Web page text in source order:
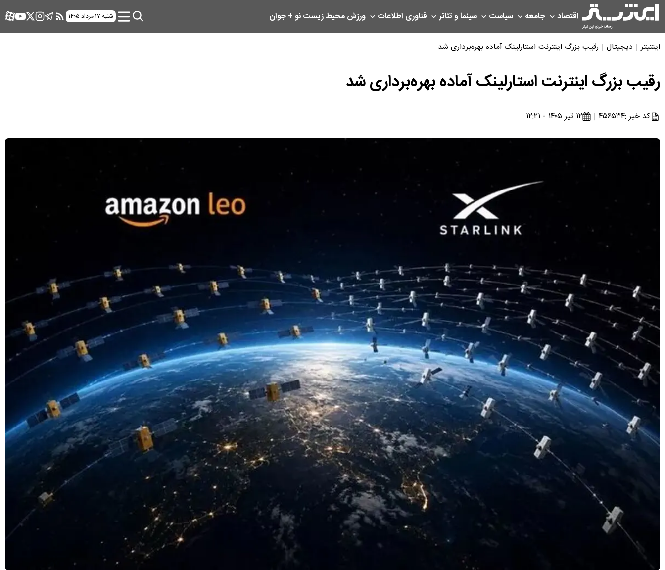
اقتصاد جامعه سیاست سینما و تئاتر فناوری اطلاعات ورزشمحیط زیستنو + جوان شنبه ۱۷ مرداد ۱۴۰۵
اینتیتر دیجیتال رقیب بزرگ اینترنت استارلینک آماده بهره‌برداری شد
رقیب بزرگ اینترنت استارلینک آماده بهره‌برداری شد
کد خبر :۴۵۶۵۳۴ ۱۲ تیر ۱۴۰۵ - ۱۲:۲۱